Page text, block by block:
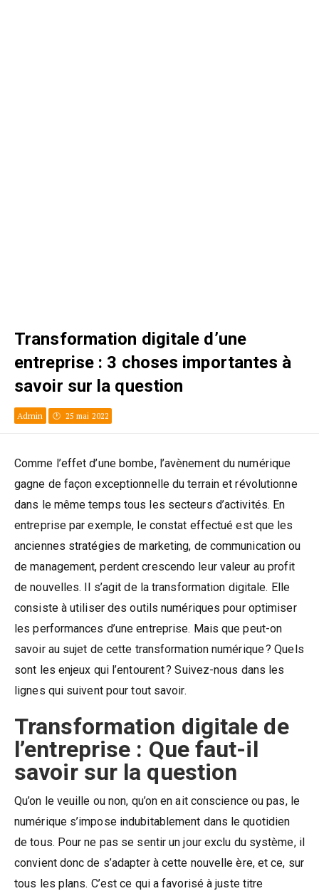
Transformation digitale d’une
entreprise : 3 choses importantes à
savoir sur la question
Admin 25 mai 2022
Comme l’effet d’une bombe, l’avènement du numérique
gagne de façon exceptionnelle du terrain et révolutionne
dans le même temps tous les secteurs d’activités. En
entreprise par exemple, le constat effectué est que les
anciennes stratégies de marketing, de communication ou
de management, perdent crescendo leur valeur au profit
de nouvelles. Il s’agit de la transformation digitale. Elle
consiste à utiliser des outils numériques pour optimiser
les performances d’une entreprise. Mais que peut-on
savoir au sujet de cette transformation numérique ? Quels
sont les enjeux qui l’entourent ? Suivez-nous dans les
lignes qui suivent pour tout savoir.
Transformation digitale de
l’entreprise : Que faut-il
savoir sur la question
Qu’on le veuille ou non, qu’on en ait conscience ou pas, le
numérique s’impose indubitablement dans le quotidien
de tous. Pour ne pas se sentir un jour exclu du système, il
convient donc de s’adapter à cette nouvelle ère, et ce, sur
tous les plans. C’est ce qui a favorisé à juste titre